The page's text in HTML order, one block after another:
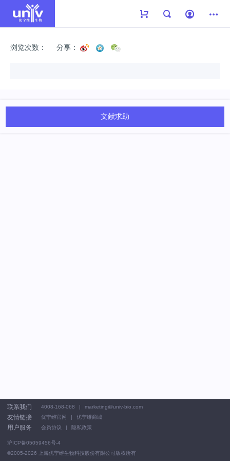
浏览次数： 分享：
文献求助
联系我们 4008-168-068 marketing@univ-bio.com
友情链接 优宁维官网 优宁维商城
用户服务 会员协议 隐私政策
沪ICP备05059456号-4
©2005-2026 上海优宁维生物科技股份有限公司版权所有